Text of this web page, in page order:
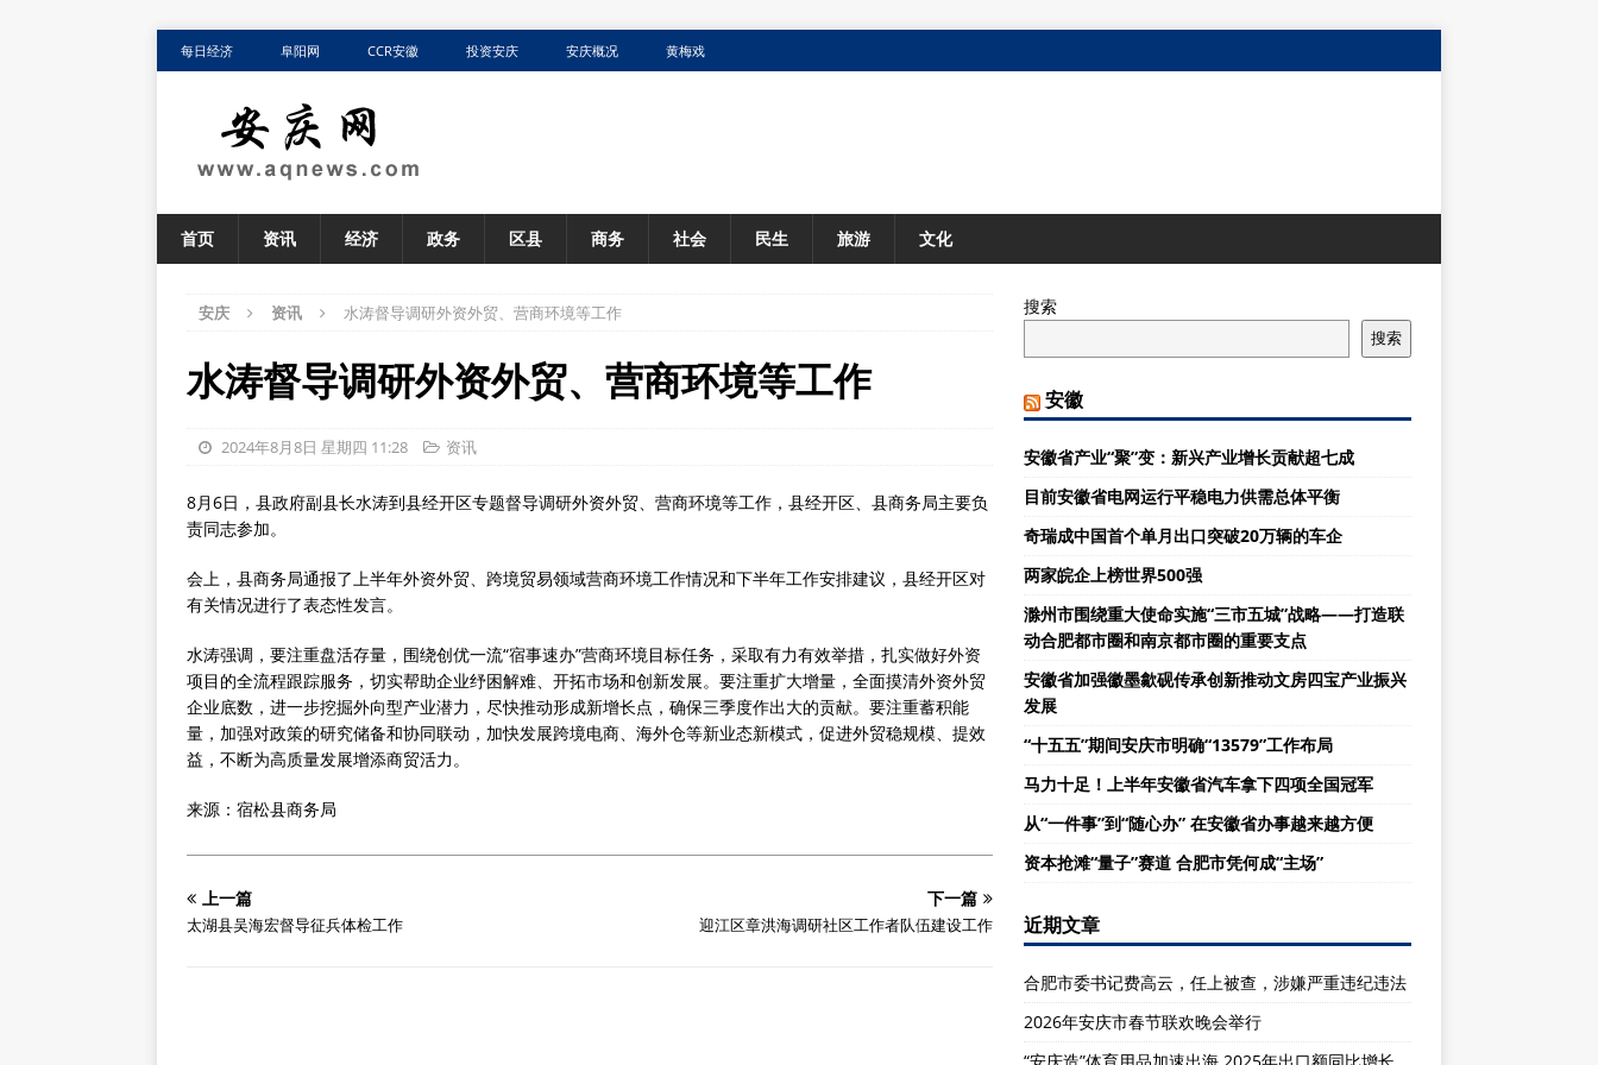
每日经济 阜阳网 CCR安徽 投资安庆 安庆概况 黄梅戏
首页 资讯 经济 政务 区县 商务 社会 民生 旅游 文化
安庆 资讯 水涛督导调研外资外贸、营商环境等工作
水涛督导调研外资外贸、营商环境等工作
2024年8月8日 星期四 11:28 资讯
8月6日，县政府副县长水涛到县经开区专题督导调研外资外贸、营商环境等工作，县经开区、县商务局主要负
责同志参加。
会上，县商务局通报了上半年外资外贸、跨境贸易领域营商环境工作情况和下半年工作安排建议，县经开区对
有关情况进行了表态性发言。
水涛强调，要注重盘活存量，围绕创优一流“宿事速办”营商环境目标任务，采取有力有效举措，扎实做好外资
项目的全流程跟踪服务，切实帮助企业纾困解难、开拓市场和创新发展。要注重扩大增量，全面摸清外资外贸
企业底数，进一步挖掘外向型产业潜力，尽快推动形成新增长点，确保三季度作出大的贡献。要注重蓄积能
量，加强对政策的研究储备和协同联动，加快发展跨境电商、海外仓等新业态新模式，促进外贸稳规模、提效
益，不断为高质量发展增添商贸活力。
来源：宿松县商务局
上一篇
太湖县吴海宏督导征兵体检工作
下一篇
迎江区章洪海调研社区工作者队伍建设工作
搜索
搜索
安徽
安徽省产业“聚”变：新兴产业增长贡献超七成
目前安徽省电网运行平稳电力供需总体平衡
奇瑞成中国首个单月出口突破20万辆的车企
两家皖企上榜世界500强
滁州市围绕重大使命实施“三市五城”战略——打造联
动合肥都市圈和南京都市圈的重要支点
安徽省加强徽墨歙砚传承创新推动文房四宝产业振兴
发展
“十五五”期间安庆市明确“13579”工作布局
马力十足！上半年安徽省汽车拿下四项全国冠军
从“一件事”到“随心办” 在安徽省办事越来越方便
资本抢滩“量子”赛道 合肥市凭何成“主场”
近期文章
合肥市委书记费高云，任上被查，涉嫌严重违纪违法
2026年安庆市春节联欢晚会举行